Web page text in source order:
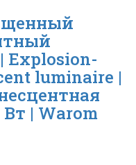
Explosion-
luminaire |
Вт | Warom